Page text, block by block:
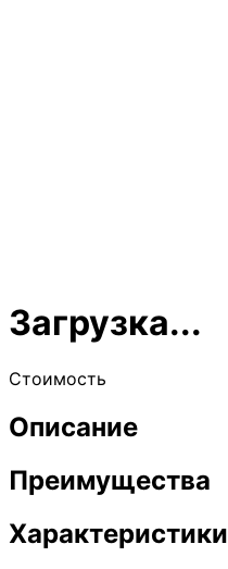
Загрузка...
Стоимость
Описание
Преимущества
Характеристики